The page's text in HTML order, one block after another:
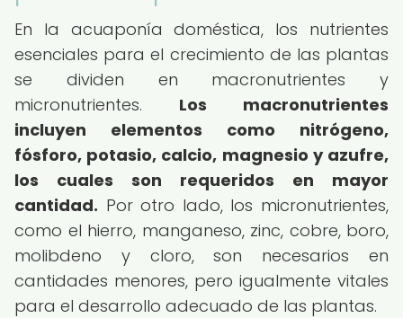
En la acuaponía doméstica, los nutrientes
esenciales para el crecimiento de las plantas
se dividen en macronutrientes y
micronutrientes. Los macronutrientes
incluyen elementos como nitrógeno,
fósforo, potasio, calcio, magnesio y azufre,
los cuales son requeridos en mayor
cantidad. Por otro lado, los micronutrientes,
como el hierro, manganeso, zinc, cobre, boro,
molibdeno y cloro, son necesarios en
cantidades menores, pero igualmente vitales
para el desarrollo adecuado de las plantas.